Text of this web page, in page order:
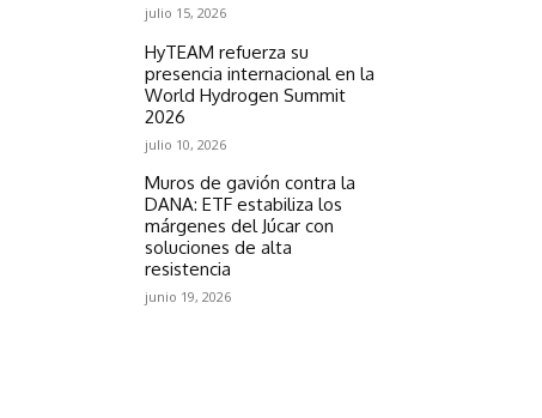
julio 15, 2026
HyTEAM refuerza su
presencia internacional en la
World Hydrogen Summit
2026
julio 10, 2026
Muros de gavión contra la
DANA: ETF estabiliza los
márgenes del Júcar con
soluciones de alta
resistencia
junio 19, 2026